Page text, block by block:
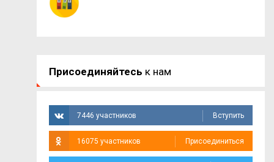
Присоединяйтесь к нам
7446 участников Вступить
16075 участников Присоединиться